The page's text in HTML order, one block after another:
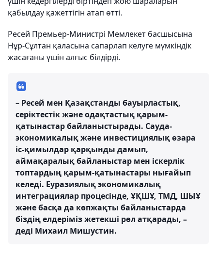
қабылдау қажеттігін атап өтті.
Ресей Премьер-Министрі Мемлекет басшысына
Нұр-Сұлтан қаласына сапарлап келуге мүмкіндік
жасағаны үшін алғыс білдірді.
– Ресей мен Қазақстанды бауырластық,
серіктестік және одақтастық қарым-
қатынастар байланыстырады. Сауда-
экономикалық және инвестициялық өзара
іс-қимылдар қарқынды дамып,
аймақаралық байланыстар мен іскерлік
топтардың қарым-қатынастары нығайып
келеді. Еуразиялық экономикалық
интеграциялар процесінде, ҰҚШҰ, ТМД, ШЫҰ
және басқа да көпжақты байланыстарда
біздің елдеріміз жетекші рөл атқарады, –
деді Михаил Мишустин.